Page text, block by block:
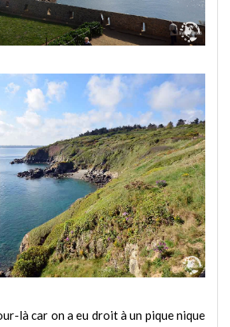
là car on a eu droit à un pique nique